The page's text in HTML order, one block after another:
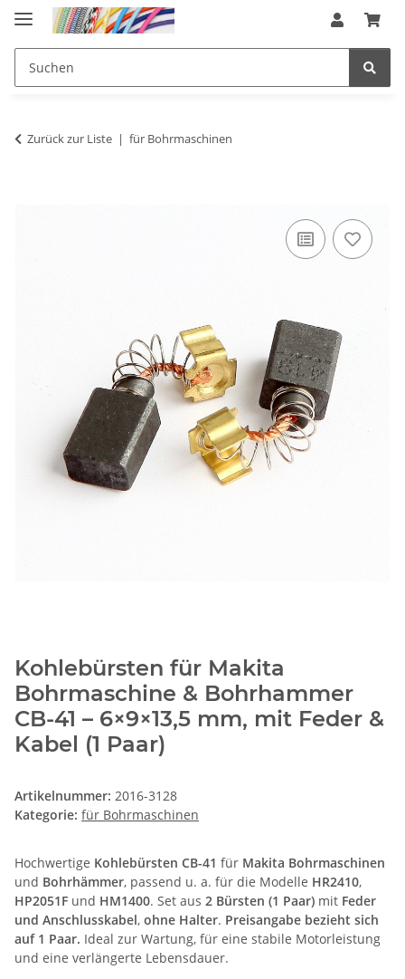
Zurück zur Liste für Bohrmaschinen
Kohlebürsten für Makita
Bohrmaschine & Bohrhammer
CB-41 – 6×9×13,5 mm, mit Feder &
Kabel (1 Paar)
Artikelnummer: 2016-3128
Kategorie: für Bohrmaschinen
Hochwertige Kohlebürsten CB-41 für Makita Bohrmaschinen
und Bohrhämmer, passend u. a. für die Modelle HR2410,
HP2051F und HM1400. Set aus 2 Bürsten (1 Paar) mit Feder
und Anschlusskabel, ohne Halter. Preisangabe bezieht sich
auf 1 Paar. Ideal zur Wartung, für eine stabile Motorleistung
und eine verlängerte Lebensdauer.